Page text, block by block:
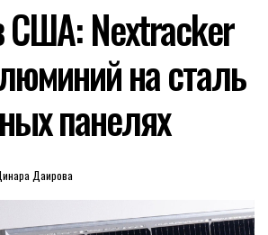
США: Nextracker
на сталь
панелях
Даирова